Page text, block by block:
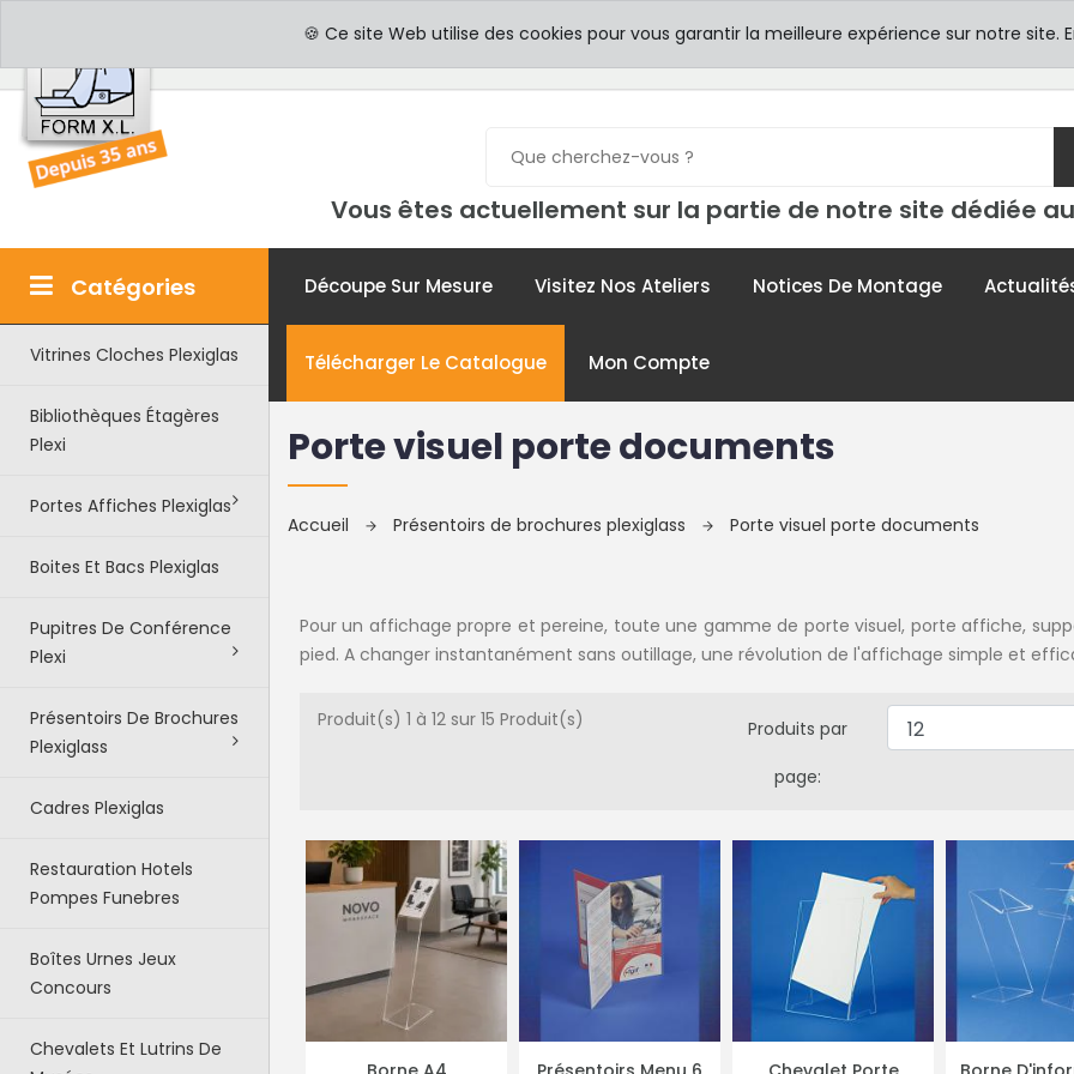
PROFESSIONNELS PARTICULIERS 8h00 -
Vous êtes actuellement sur la partie de notre site dédiée
Catégories
Vitrines Cloches Plexiglas
Bibliothèques Étagères
Plexi
Portes Affiches Plexiglas
Boites Et Bacs Plexiglas
Pupitres De Conférence
Plexi
Présentoirs De Brochures
Plexiglass
Cadres Plexiglas
Restauration Hotels
Pompes Funebres
Boîtes Urnes Jeux
Concours
Chevalets Et Lutrins De
Découpe Sur Mesure Visitez Nos Ateliers Notices De Montage
Télécharger Le Catalogue Mon Compte
Porte visuel porte documents
Accueil Présentoirs de brochures plexiglass Porte visuel porte documents
Pour un affichage propre et pereine, toute une gamme de porte visuel, porte affiche,
pied. A changer instantanément sans outillage, une révolution de l'affichage simple et
Produit(s) 1 à 12 sur 15 Produit(s)
Produits par
page:
🍪 Ce site Web utilise des cookies pour vous garantir la meilleure expérience sur notre site.